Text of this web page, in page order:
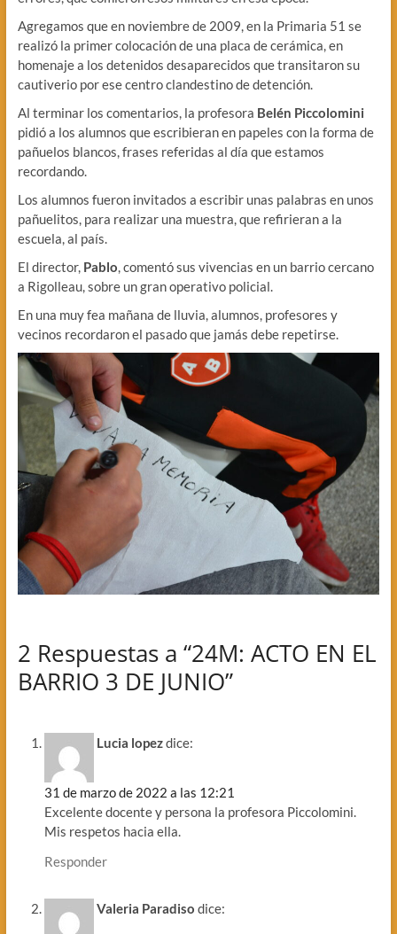
Agregamos que en noviembre de 2009, en la Primaria 51 se
realizó la primer colocación de una placa de cerámica, en
homenaje a los detenidos desaparecidos que transitaron su
cautiverio por ese centro clandestino de detención.
Al terminar los comentarios, la profesora Belén Piccolomini
pidió a los alumnos que escribieran en papeles con la forma de
pañuelos blancos, frases referidas al día que estamos
recordando.
Los alumnos fueron invitados a escribir unas palabras en unos
pañuelitos, para realizar una muestra, que refirieran a la
escuela, al país.
El director, Pablo, comentó sus vivencias en un barrio cercano
a Rigolleau, sobre un gran operativo policial.
En una muy fea mañana de lluvia, alumnos, profesores y
vecinos recordaron el pasado que jamás debe repetirse.
2 Respuestas a “24M: ACTO EN EL
BARRIO 3 DE JUNIO”
Lucia lopezdice:
31 de marzo de 2022 a las 12:21
Excelente docente y persona la profesora Piccolomini.
Mis respetos hacia ella.
Responder
Valeria Paradiso dice: